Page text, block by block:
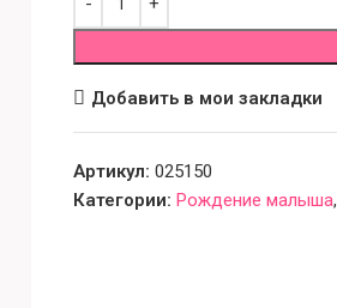
Добавить в мои закладки
Артикул: 025150
Категории: Рождение малыша,